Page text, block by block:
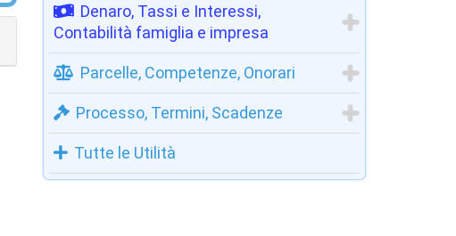
Denaro, Tassi e Interessi,
Contabilità famiglia e impresa
Parcelle, Competenze, Onorari
Processo, Termini, Scadenze
Tutte le Utilità